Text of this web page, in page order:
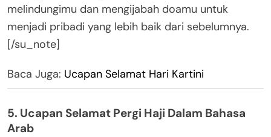
melindungimu dan mengijabah doamu untuk
menjadi pribadi yang lebih baik dari sebelumnya.
[/su_note]
Baca Juga: Ucapan Selamat Hari Kartini
5. Ucapan Selamat Pergi Haji Dalam Bahasa
Arab